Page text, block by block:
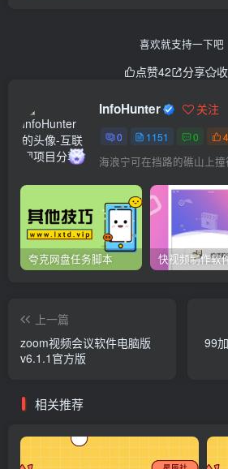
喜欢就支持一下吧
点赞42 分享
InfoHunter 关注
0 1151 0
海浪宁可在挡路的礁山上
夸克网盘任务脚本
上一篇
zoom视频会议软件电脑版
v6.1.1官方版
99
相关推荐